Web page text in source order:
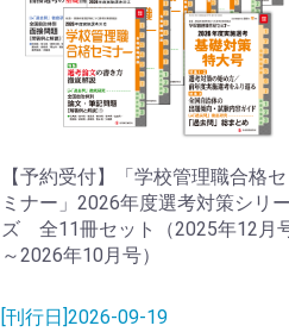
【予約受付】「学校管理職合格セ
ミナー」2026年度選考対策シリー
ズ 全11冊セット（2025年12月
～2026年10月号）
[刊行日]2026-09-19